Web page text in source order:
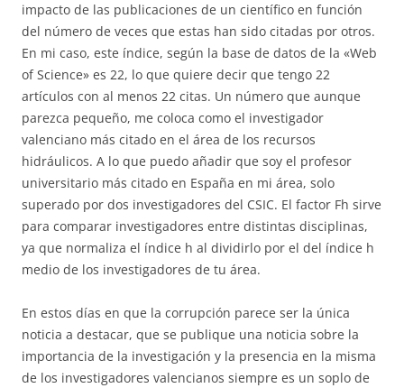
impacto de las publicaciones de un científico en función
del número de veces que estas han sido citadas por otros.
En mi caso, este índice, según la base de datos de la «Web
of Science» es 22, lo que quiere decir que tengo 22
artículos con al menos 22 citas. Un número que aunque
parezca pequeño, me coloca como el investigador
valenciano más citado en el área de los recursos
hidráulicos. A lo que puedo añadir que soy el profesor
universitario más citado en España en mi área, solo
superado por dos investigadores del CSIC. El factor Fh sirve
para comparar investigadores entre distintas disciplinas,
ya que normaliza el índice h al dividirlo por el del índice h
medio de los investigadores de tu área.
En estos días en que la corrupción parece ser la única
noticia a destacar, que se publique una noticia sobre la
importancia de la investigación y la presencia en la misma
de los investigadores valencianos siempre es un soplo de